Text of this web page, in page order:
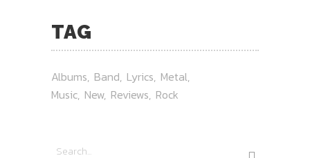
TAG
Albums Band Lyrics Metal
Music New Reviews Rock